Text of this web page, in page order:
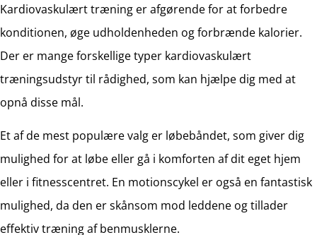
Kardiovaskulært træning er afgørende for at forbedre
konditionen, øge udholdenheden og forbrænde kalorier.
Der er mange forskellige typer kardiovaskulært
træningsudstyr til rådighed, som kan hjælpe dig med at
opnå disse mål.
Et af de mest populære valg er løbebåndet, som giver dig
mulighed for at løbe eller gå i komforten af dit eget hjem
eller i fitnesscentret. En motionscykel er også en fantastisk
mulighed, da den er skånsom mod leddene og tillader
effektiv træning af benmusklerne.